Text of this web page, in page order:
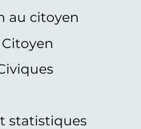
au citoyen
statistiques